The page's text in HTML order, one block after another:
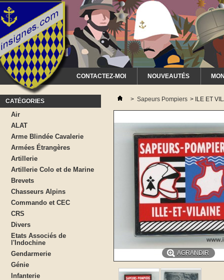
CONTACTEZ-MOI NOUVEAUTÉS
CATÉGORIES
Air
ALAT
Arme Blindée Cavalerie
Armées Étrangères
Artillerie
Artillerie Colo et de Marine
Brevets
Chasseurs Alpins
Commando et CEC
CRS
Divers
Etats Associés de
l'Indochine
Gendarmerie
Génie
Infanterie
> Sapeurs Pompiers > ILE ET
AGRANDIR